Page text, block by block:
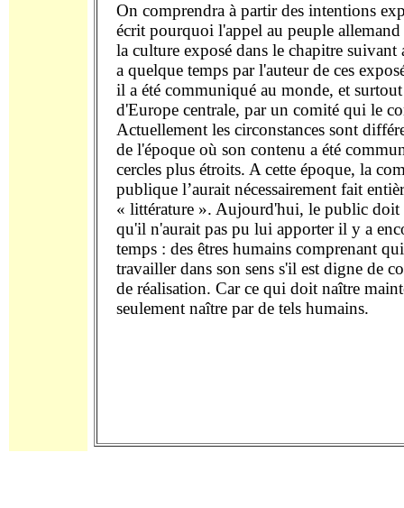
On comprendra à partir des intentions
écrit pourquoi l'appel au peuple
la culture exposé dans le chapitre suivant
a quelque temps par l'auteur de ces
il a été communiqué au monde, et
d'Europe centrale, par un comité qui le
Actuellement les circonstances sont
de l'époque où son contenu a été
cercles plus étroits. A cette époque, la
publique l’aurait nécessairement fait
« littérature ». Aujourd'hui, le public doit
qu'il n'aurait pas pu lui apporter il y a
temps : des êtres humains comprenant
travailler dans son sens s'il est digne de
de réalisation. Car ce qui doit naître
seulement naître par de tels humains.